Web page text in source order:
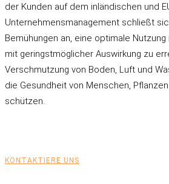
der Kunden auf dem inländischen und
Unternehmensmanagement schließt
Bemühungen an, eine optimale
mit geringstmöglicher Auswirkung zu
Verschmutzung von Boden, Luft und
die Gesundheit von Menschen,
schützen.
KONTAKTIERE UNS